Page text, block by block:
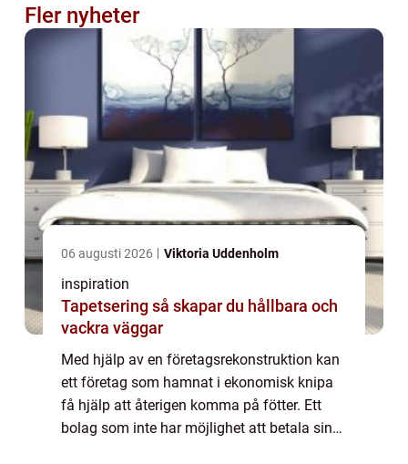
Fler nyheter
06 augusti 2026 Viktoria Uddenholm
inspiration
Tapetsering så skapar du hållbara och
vackra väggar
Med hjälp av en företagsrekonstruktion kan
ett företag som hamnat i ekonomisk knipa
få hjälp att återigen komma på fötter. Ett
bolag som inte har möjlighet att betala sina